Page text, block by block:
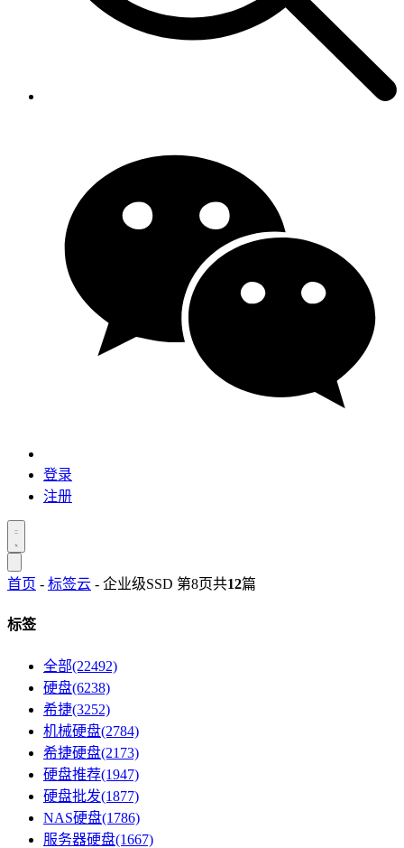
登录
注册
首页 - 标签云 - 企业级SSD 第8页共12篇
标签
全部(22492)
硬盘(6238)
希捷(3252)
机械硬盘(2784)
希捷硬盘(2173)
硬盘推荐(1947)
硬盘批发(1877)
NAS硬盘(1786)
服务器硬盘(1667)